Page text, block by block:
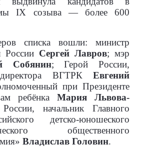
IX созыва — более 600
списка вошли: министр
России Сергей Лавров; мэр
Собянин; Герой России,
ВГТРК Евгений
при Президенте
ребёнка Мария Львова-
начальник Главного
детско-юношеского
общественного
Владислав Головин.